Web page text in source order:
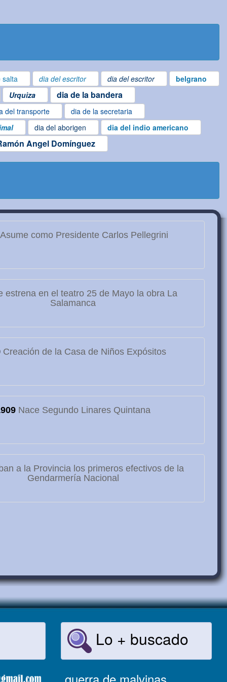
salta dia del escritor dia del escritor
belgrano
Urquiza dia de la bandera
del transporte dia de la secretaria
dia del aborigen
dia del indio americano
Angel Domínguez
Asume como Presidente Carlos Pellegrini
estrena en el teatro 25 de Mayo la obra La
Salamanca
Creación de la Casa de Niños Expósitos
Nace Segundo Linares Quintana
a la Provincia los primeros efectivos de la
Gendarmería Nacional
Lo + buscado